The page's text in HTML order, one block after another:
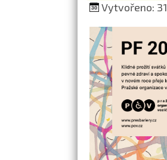
Vytvořeno: